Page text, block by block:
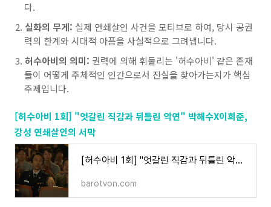
다.
실화의 무게: 실제 연쇄살인 사건을 모티브로 하여, 당시 공권
력의 한계와 시대적 아픔을 사실적으로 그려냅니다.
허수아비의 의미: 권력에 의해 휘둘리는 '허수아비' 같은 존재
들이 어떻게 주체적인 인간으로서 진실을 찾아가는지가 핵심
주제입니다.
[허수아비 1회] "엇갈린 직감과 뒤틀린 악연" 박해수X이희준,
강성 연쇄살인의 서막
[허수아비 1회] "엇갈린 직감과 뒤틀린 악연" 박해수X이희준, 강성 연쇄살인의 서막
barotvon.com